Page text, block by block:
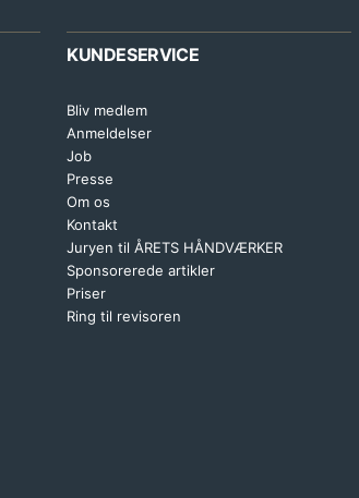
KUNDESERVICE
Bliv medlem
Anmeldelser
Job
Presse
Om os
Kontakt
Juryen til ÅRETS HÅNDVÆRKER
Sponsorerede artikler
Priser
Ring til revisoren